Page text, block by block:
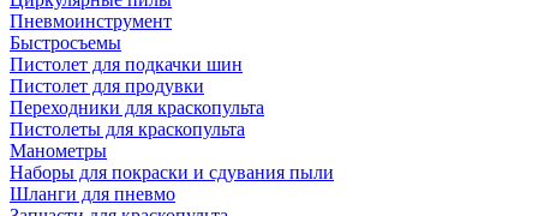
Пневмоинструмент
Быстросъемы
Пистолет для подкачки шин
Пистолет для продувки
Переходники для краскопульта
Пистолеты для краскопульта
Манометры
Наборы для покраски и сдувания пыли
Шланги для пневмо